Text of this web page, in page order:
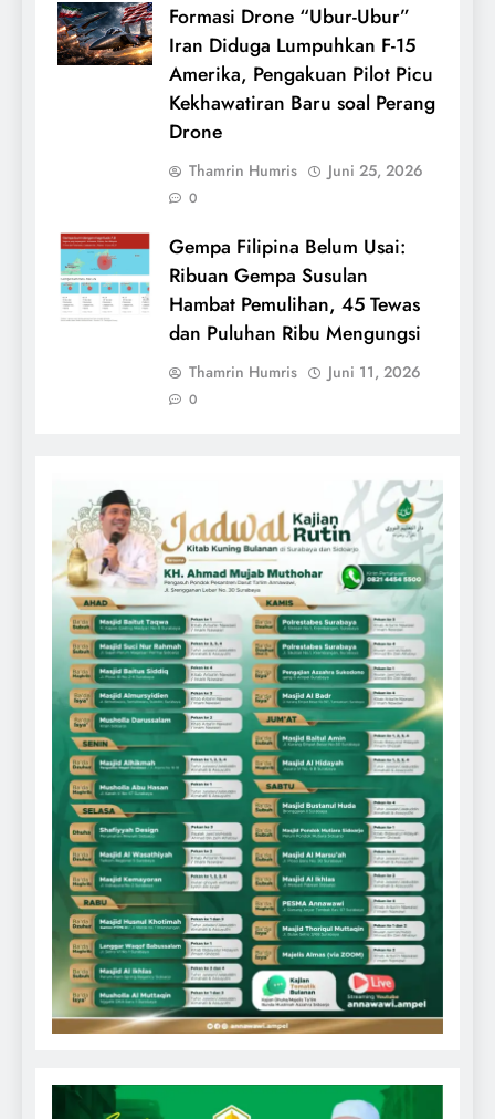
Formasi Drone “Ubur-Ubur”
Iran Diduga Lumpuhkan F-15
Amerika, Pengakuan Pilot Picu
Kekhawatiran Baru soal Perang
Drone
Thamrin Humris Juni 25, 2026
0
Gempa Filipina Belum Usai:
Ribuan Gempa Susulan
Hambat Pemulihan, 45 Tewas
dan Puluhan Ribu Mengungsi
Thamrin Humris Juni 11, 2026
0